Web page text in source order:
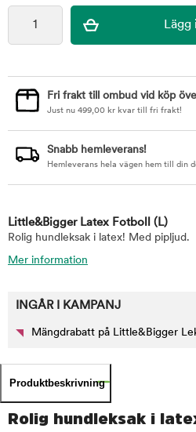
Fri frakt till ombud vid köp
Just nu 499,00 kr kvar till fri frakt!
Snabb hemleverans!
Hemleverans hela vägen hem till din
Little&Bigger Latex Fotboll (L)
Rolig hundleksak i latex! Med pipljud.
Mer information
INGÅR I KAMPANJ
Mängdrabatt på Little&Bigger
Produktbeskrivning
Rolig hundleksak i